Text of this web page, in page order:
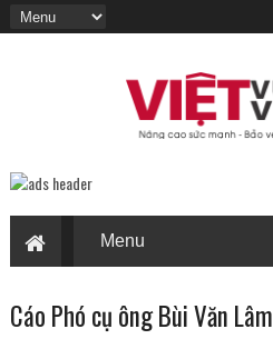
Cáo Phó cụ ông Bùi Văn Lâm